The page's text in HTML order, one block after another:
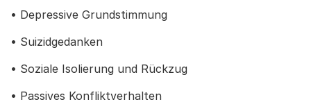
• Depressive Grundstimmung
• Suizidgedanken
• Soziale Isolierung und Rückzug
• Passives Konfliktverhalten